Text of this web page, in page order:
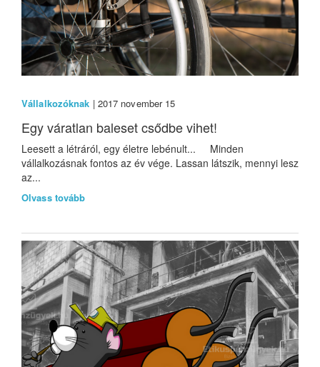
Vállalkozóknak | 2017 november 15
Egy váratlan baleset csődbe vihet!
Leesett a létráról, egy életre lebénult... Minden
vállalkozásnak fontos az év vége. Lassan látszik, mennyi lesz
az...
Olvass tovább